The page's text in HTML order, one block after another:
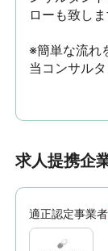
ローも致しま
※簡単な流れ
当コンサル
求人提携企
適正認定事業者